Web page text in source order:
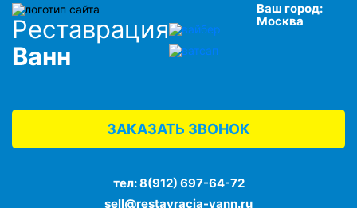
Реставрация
Ванн
Ваш город:
Москва
ЗАКАЗАТЬ ЗВОНОК
тел:8(912) 697-64-72
sell@restavracja-vann.ru